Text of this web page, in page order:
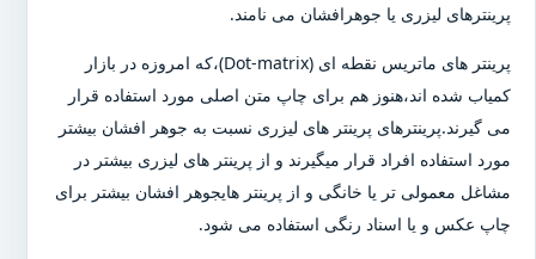
پرینترهای لیزری یا جوهرافشان می نامند.
پرینتر های ماتریس نقطه ای (Dot-matrix)،که امروزه در بازار
کمیاب شده اند،هنوز هم برای چاپ متن اصلی مورد استفاده قرار
می گیرند.پرینترهای پرینتر های لیزری نسبت به جوهر افشان بیشتر
مورد استفاده افراد قرار میگیرند و از پرینتر های لیزری بیشتر در
مشاغل معمولی تر یا خانگی و از پرینتر هایجوهر افشان بیشتر برای
چاپ عکس و یا اسناد رنگی استفاده می شود.